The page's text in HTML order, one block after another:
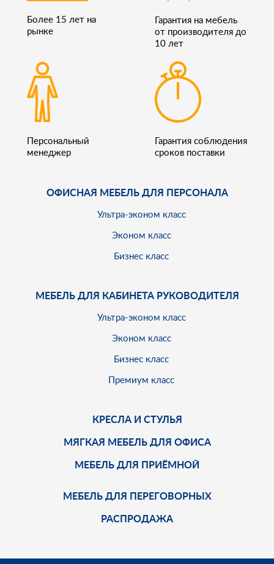
Более 15 лет на
рынке
Гарантия на мебель
от производителя до
10 лет
Персональный
менеджер
Гарантия соблюдения
сроков поставки
ОФИСНАЯ МЕБЕЛЬ ДЛЯ ПЕРСОНАЛА
Ультра-эконом класс
Эконом класс
Бизнес класс
МЕБЕЛЬ ДЛЯ КАБИНЕТА РУКОВОДИТЕЛЯ
Ультра-эконом класс
Эконом класс
Бизнес класс
Премиум класс
КРЕСЛА И СТУЛЬЯ
МЯГКАЯ МЕБЕЛЬ ДЛЯ ОФИСА
МЕБЕЛЬ ДЛЯ ПРИЁМНОЙ
МЕБЕЛЬ ДЛЯ ПЕРЕГОВОРНЫХ
РАСПРОДАЖА